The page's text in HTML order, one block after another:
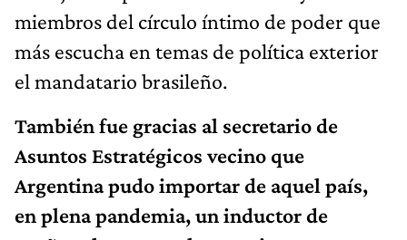
miembros del círculo íntimo de poder que
más escucha en temas de política exterior
el mandatario brasileño.
También fue gracias al secretario de
Asuntos Estratégicos vecino que
Argentina pudo importar de aquel país,
en plena pandemia, un inductor de